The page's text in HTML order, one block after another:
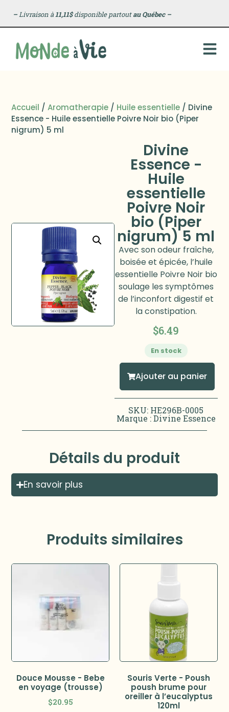
–Livraison à11,11$disponible partoutau Québec –
Accueil /Aromatherapie / Huile essentielle / Divine
Essence - Huile essentielle Poivre Noir bio (Piper
nigrum) 5 ml
Divine
Essence -
Huile
essentielle
Poivre Noir
bio (Piper
nigrum) 5 ml
Avec son odeur fraîche,
boisée et épicée, l’huile
essentielle Poivre Noir bio
soulage les symptômes
de l’inconfort digestif et
la constipation.
$6.49
En stock
Ajouter au panier
SKU: HE296B-0005
Marque :Divine Essence
Détails du produit
En savoir plus
Produits similaires
Douce Mousse - Bebe
en voyage (trousse)
$20.95
Souris Verte - Poush
poush brume pour
oreiller à l’eucalyptus
120ml